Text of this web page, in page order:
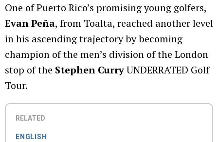
One of Puerto Rico’s promising young golfers,
Evan Peña, from Toalta, reached another level
in his ascending trajectory by becoming
champion of the men’s division of the London
stop of the Stephen CurryUNDERRATED Golf
Tour.
RELATED
ENGLISH